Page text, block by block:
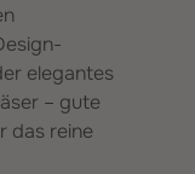
elegantes
– gute
das reine